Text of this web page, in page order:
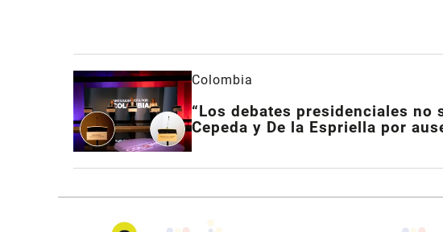
Colombia
“Los debates presidenciales no
Cepeda y De la Espriella por